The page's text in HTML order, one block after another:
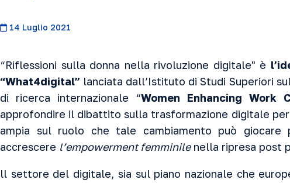
14 Luglio 2021
“Riflessioni sulla donna nella rivoluzione digitale" è
“What4digital” lanciata dall’Istituto di Studi Superiori
di ricerca internazionale “Women Enhancing Work
approfondire il dibattito sulla trasformazione digitale
ampia sul ruolo che tale cambiamento può giocare
accrescere l’empowerment femminilenella ripresa post
ll settore del digitale, sia sul piano nazionale che